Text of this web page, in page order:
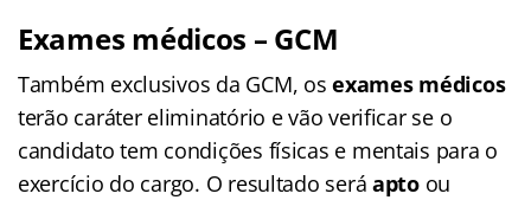
Exames médicos – GCM
Também exclusivos da GCM, osexames médicos
terão caráter eliminatório e vão verificar se o
candidato tem condições físicas e mentais para o
exercício do cargo. O resultado seráaptoou